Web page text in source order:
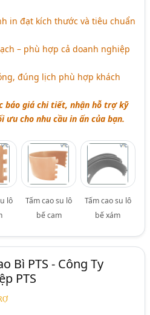
in đạt kích thước và tiêu chuẩn
– phù hợp cả doanh nghiệp
đúng lịch phù hợp khách
báo giá chi tiết, nhận hỗ trợ kỹ
cho nhu cầu in ấn của bạn.
lô
Tấm cao su lô
bế cam
Tấm cao su lô
bế xám
Bì PTS - Công Ty
PTS